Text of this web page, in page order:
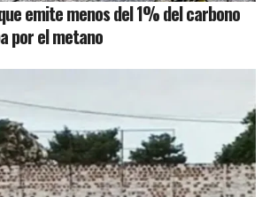
emite menos del 1% del carbono
por el metano